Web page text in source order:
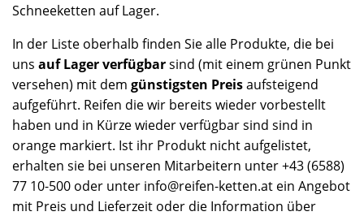
Schneeketten auf Lager.
In der Liste oberhalb finden Sie alle Produkte, die bei
uns auf Lager verfügbarsind (mit einem grünen Punkt
versehen) mit dem günstigsten Preisaufsteigend
aufgeführt. Reifen die wir bereits wieder vorbestellt
haben und in Kürze wieder verfügbar sind sind in
orange markiert. Ist ihr Produkt nicht aufgelistet,
erhalten sie bei unseren Mitarbeitern unter +43 (6588)
77 10-500 oder unter info@reifen-ketten.at ein Angebot
mit Preis und Lieferzeit oder die Information über